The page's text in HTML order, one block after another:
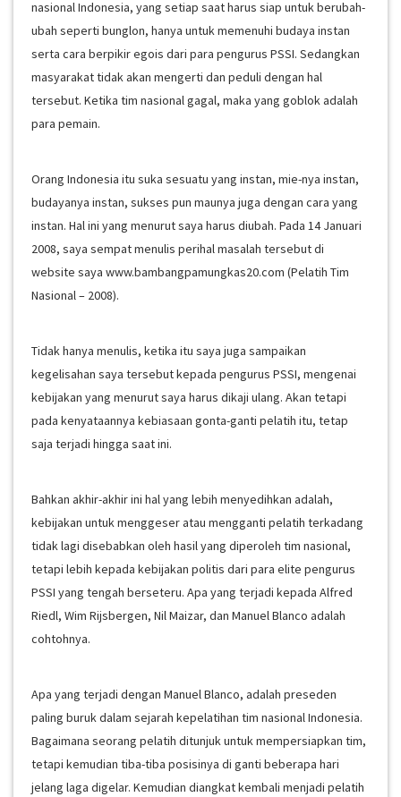
nasional Indonesia, yang setiap saat harus siap untuk berubah-
ubah seperti bunglon, hanya untuk memenuhi budaya instan
serta cara berpikir egois dari para pengurus PSSI. Sedangkan
masyarakat tidak akan mengerti dan peduli dengan hal
tersebut. Ketika tim nasional gagal, maka yang goblok adalah
para pemain.
Orang Indonesia itu suka sesuatu yang instan, mie-nya instan,
budayanya instan, sukses pun maunya juga dengan cara yang
instan. Hal ini yang menurut saya harus diubah. Pada 14 Januari
2008, saya sempat menulis perihal masalah tersebut di
website saya www.bambangpamungkas20.com (Pelatih Tim
Nasional – 2008).
Tidak hanya menulis, ketika itu saya juga sampaikan
kegelisahan saya tersebut kepada pengurus PSSI, mengenai
kebijakan yang menurut saya harus dikaji ulang. Akan tetapi
pada kenyataannya kebiasaan gonta-ganti pelatih itu, tetap
saja terjadi hingga saat ini.
Bahkan akhir-akhir ini hal yang lebih menyedihkan adalah,
kebijakan untuk menggeser atau mengganti pelatih terkadang
tidak lagi disebabkan oleh hasil yang diperoleh tim nasional,
tetapi lebih kepada kebijakan politis dari para elite pengurus
PSSI yang tengah berseteru. Apa yang terjadi kepada Alfred
Riedl, Wim Rijsbergen, Nil Maizar, dan Manuel Blanco adalah
cohtohnya.
Apa yang terjadi dengan Manuel Blanco, adalah preseden
paling buruk dalam sejarah kepelatihan tim nasional Indonesia.
Bagaimana seorang pelatih ditunjuk untuk mempersiapkan tim,
tetapi kemudian tiba-tiba posisinya di ganti beberapa hari
jelang laga digelar. Kemudian diangkat kembali menjadi pelatih